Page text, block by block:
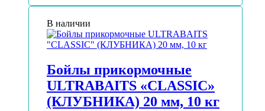
В наличии
Бойлы прикормочные
ULTRABAITS «CLASSIC»
(КЛУБНИКА) 20 мм, 10 кг